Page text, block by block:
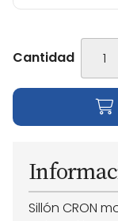
Cantidad
Sillón CRON